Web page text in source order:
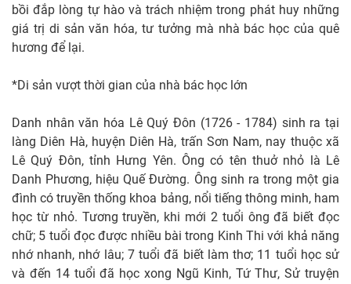
bồi đắp lòng tự hào và trách nhiệm trong phát huy những
giá trị di sản văn hóa, tư tưởng mà nhà bác học của quê
hương để lại.
*Di sản vượt thời gian của nhà bác học lớn
Danh nhân văn hóa Lê Quý Đôn (1726 - 1784) sinh ra tại
làng Diên Hà, huyện Diên Hà, trấn Sơn Nam, nay thuộc xã
Lê Quý Đôn, tỉnh Hưng Yên. Ông có tên thuở nhỏ là Lê
Danh Phương, hiệu Quế Đường. Ông sinh ra trong một gia
đình có truyền thống khoa bảng, nổi tiếng thông minh, ham
học từ nhỏ. Tương truyền, khi mới 2 tuổi ông đã biết đọc
chữ; 5 tuổi đọc được nhiều bài trong Kinh Thi với khả năng
nhớ nhanh, nhớ lâu; 7 tuổi đã biết làm thơ; 11 tuổi học sử
và đến 14 tuổi đã học xong Ngũ Kinh, Tứ Thư, Sử truyện